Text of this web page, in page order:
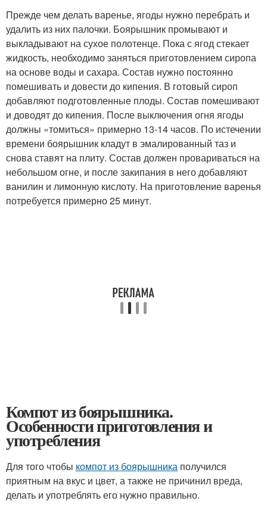
Прежде чем делать варенье, ягоды нужно перебрать и
удалить из них палочки. Боярышник промывают и
выкладывают на сухое полотенце. Пока с ягод стекает
жидкость, необходимо заняться приготовлением сиропа
на основе воды и сахара. Состав нужно постоянно
помешивать и довести до кипения. В готовый сироп
добавляют подготовленные плоды. Состав помешивают
и доводят до кипения. После выключения огня ягоды
должны «томиться» примерно 13-14 часов. По истечении
времени боярышник кладут в эмалированный таз и
снова ставят на плиту. Состав должен провариваться на
небольшом огне, и после закипания в него добавляют
ванилин и лимонную кислоту. На приготовление варенья
потребуется примерно 25 минут.
Компот из боярышника.
Особенности приготовления и
употребления
Для того чтобы компот из боярышника получился
приятным на вкус и цвет, а также не причинил вреда,
делать и употреблять его нужно правильно.